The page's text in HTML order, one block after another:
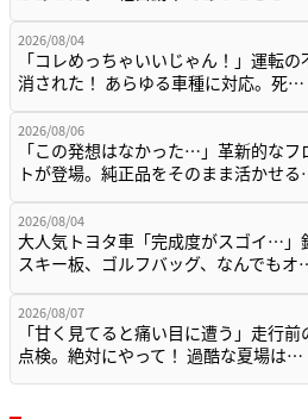
2026/08/04
「コレめっちゃいいじゃん！」運転
消された！ あらゆる車種に対応。死…
2026/08/06
「この発想はなかった…」革新的なフ
トが登場。純正品をそのまま活かせ
2026/08/04
大人気トヨタ車「完成度がスゴイ…」
スキー板、ゴルフバッグ、なんでも
2026/08/07
「甘く見てると痛い目に遭う」走行前
点検。絶対にやって！ 過酷な夏場は…